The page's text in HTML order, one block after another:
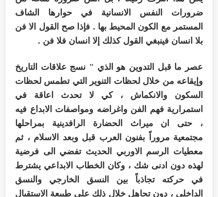
ضرورات النفس الانسانية في حوارها الشاف
المستمر مع الكون المحيط بها . فإذا صح القول الا فن
بلا انسان فينبغي القول كذلك إلا انسان فلا فن .
عصر ما قبل التدوين هو الذي " نسج علاقات التاريخ
وإيقاعه من خلال لحظات التنوير التي تطمس لحظات
السكون والانكماش ، كي لا تحدث اعاقة في
استمرارية فهم الفن واغراضه ومواصفات الابداع فيه
، حتى ان ميراث الحضارة الرافدينية بمراحلها
مجتمعية مروراً بفنون العرب قبل وبعد الاسلام ، ثم
معطيات الرسم الاوربي الحديث تفضي الى فرضية
لهذه دون ادنى شك ، وكان الخطاب الابداعي يشترط
في حركته تجاذباً بين النسق الخارجي والنسق
الداخلي ، دون تجاهل خلال ذلك على طبيعة الاستقبال